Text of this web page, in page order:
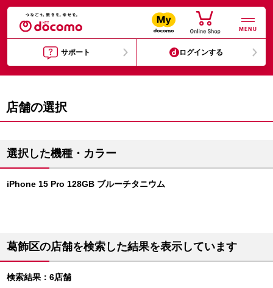
MENU
サポート ログインする
店舗の選択
選択した機種・カラー
iPhone 15 Pro 128GB ブルーチタニウム
葛飾区の店舗を検索した結果を表示しています
検索結果：6店舗